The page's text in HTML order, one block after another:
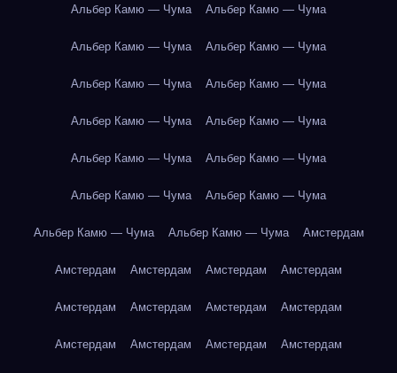
Альбер Камю — Чума Альбер Камю — Чума
Альбер Камю — Чума Альбер Камю — Чума
Альбер Камю — Чума Альбер Камю — Чума
Альбер Камю — Чума Альбер Камю — Чума
Альбер Камю — Чума Альбер Камю — Чума
Альбер Камю — Чума Альбер Камю — Чума
Альбер Камю — Чума Альбер Камю — Чума Амстердам
Амстердам Амстердам Амстердам Амстердам
Амстердам Амстердам Амстердам Амстердам
Амстердам Амстердам Амстердам Амстердам